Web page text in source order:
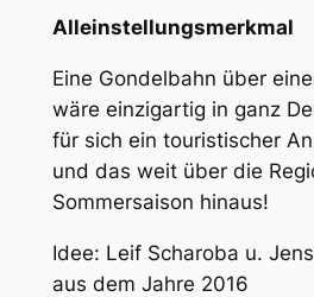
Alleinstellungsmerkmal
Eine Gondelbahn über
wäre einzigartig in ganz
für sich ein touristischer
und das weit über die
Sommersaison hinaus!
Idee: Leif Scharoba u.
aus dem Jahre 2016